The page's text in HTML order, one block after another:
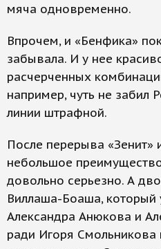
мяча одновременно.
Впрочем, и «Бенфика»
забывала. И у нее
расчерченных
например, чуть не забил
линии штрафной.
После перерыва «Зенит»
небольшое
довольно серьезно. А
Виллаша-Боаша, который
Александра Анюкова и
ради Игоря